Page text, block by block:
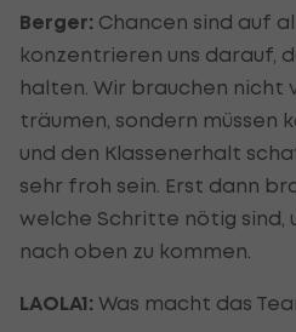
Berger: Chancen sind auf
konzentrieren uns darauf,
halten. Wir brauchen nicht
träumen, sondern
und den Klassenerhalt
sehr froh sein. Erst dann
welche Schritte nötig sind,
nach oben zu kommen.
LAOLA1: Was macht das